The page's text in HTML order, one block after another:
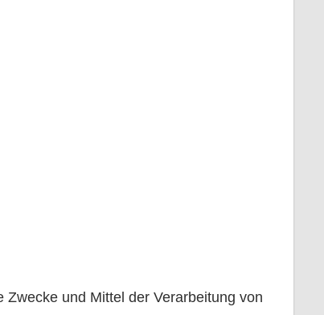
und Mittel der Verarbeitung von